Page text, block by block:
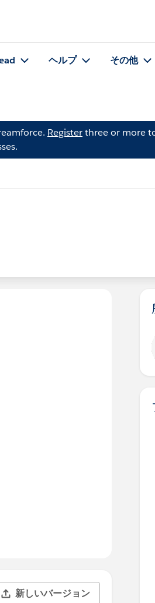
ヘルプ その他
Registerthree or more
新しいバージョン